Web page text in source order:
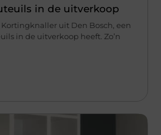
in de uitverkoop
uit Den Bosch, een
in de uitverkoop heeft. Zo’n